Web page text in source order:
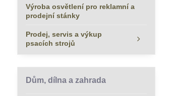
Výroba osvětlení pro reklamní a
prodejní stánky
Prodej, servis a výkup
psacích strojů
Dům, dílna a zahrada